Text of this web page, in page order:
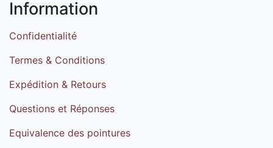
Information
Confidentialité
Termes & Conditions
Expédition & Retours
Questions et Réponses
Equivalence des pointures